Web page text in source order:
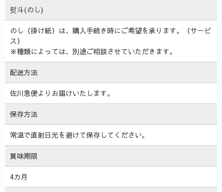
熨斗(のし)
のし（掛け紙）は、購入手続き時にご希望を承ります。（サービ
ス）
※種類によっては、別途ご相談させていただきます。
配送方法
佐川急便よりお届けいたします。
保存方法
常温で直射日光を避けて保存してください。
賞味期限
4カ月